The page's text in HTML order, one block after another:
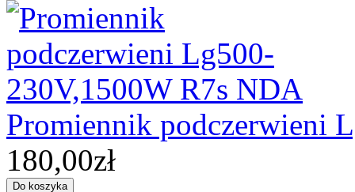
Promiennik podczerwieni
180,00zł